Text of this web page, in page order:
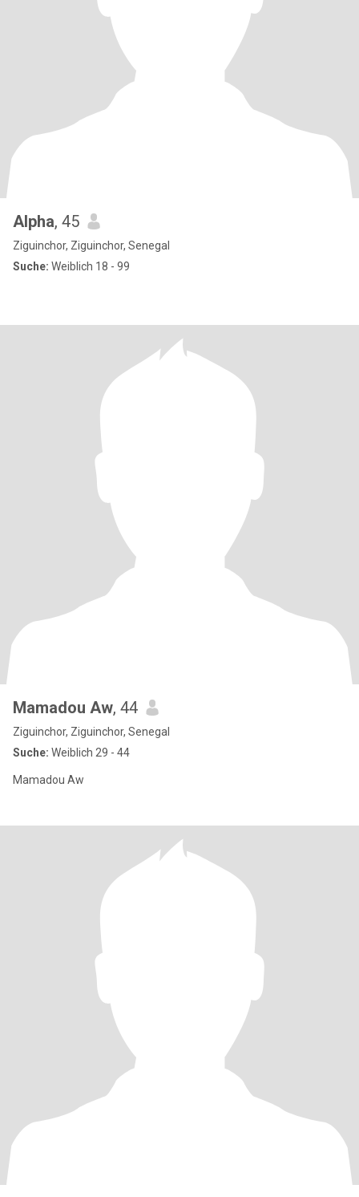
Alpha, 45
Ziguinchor, Ziguinchor, Senegal
Suche: Weiblich 18 - 99
Mamadou Aw, 44
Ziguinchor, Ziguinchor, Senegal
Suche: Weiblich 29 - 44
Mamadou Aw